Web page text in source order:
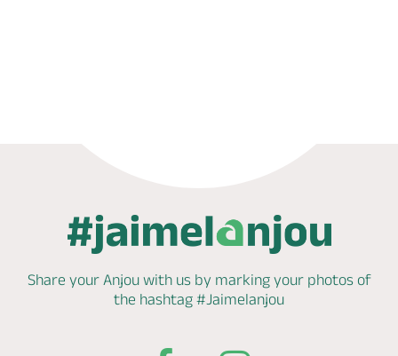
Share your Anjou with us by markingyour photos of
the hashtag #Jaimelanjou